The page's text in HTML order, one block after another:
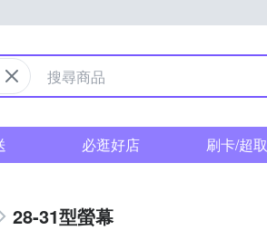
必逛好店 刷卡/超取
28-31型螢幕